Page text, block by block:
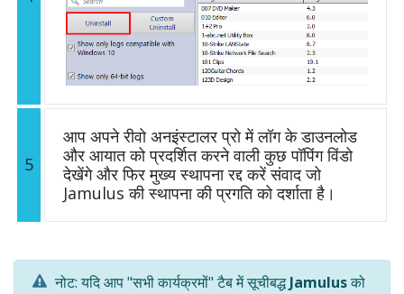
5
आप अपने रीवो अनइंस्टालर प्रो में लॉग के डाउनलोड
और आयात को प्रदर्शित करने वाली कुछ पॉपिंग विंडो
देखेंगे और फिर मुख्य स्थापना रद्द करें संवाद जो
Jamulus की स्थापना की प्रगति को दर्शाता है।
नोट: यदि आप "सभी कार्यक्रमों" टैब में सूचीबद्धJamulusको